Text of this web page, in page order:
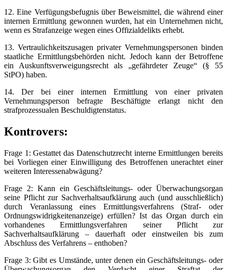
12. Eine Verfügungsbefugnis über Beweismittel, die während einer
internen Ermittlung gewonnen wurden, hat ein Unternehmen nicht,
wenn es Strafanzeige wegen eines Offizialdelikts erhebt.
13. Vertraulichkeitszusagen privater Vernehmungspersonen binden
staatliche Ermittlungsbehörden nicht. Jedoch kann der Betroffene
ein Auskunftsverweigungsrecht als „gefährdeter Zeuge“ (§ 55
StPO) haben.
14. Der bei einer internen Ermittlung von einer privaten
Vernehmungsperson befragte Beschäftigte erlangt nicht den
strafprozessualen Beschuldigtenstatus.
Kontrovers:
Frage 1: Gestattet das Datenschutzrecht interne Ermittlungen bereits
bei Vorliegen einer Einwilligung des Betroffenen unerachtet einer
weiteren Interessenabwägung?
Frage 2: Kann ein Geschäftsleitungs- oder Überwachungsorgan
seine Pflicht zur Sachverhaltsaufklärung auch (und ausschließlich)
durch Veranlassung eines Ermittlungsverfahrens (Straf- oder
Ordnungswidrigkeitenanzeige) erfüllen? Ist das Organ durch ein
vorhandenes Ermittlungsverfahren seiner Pflicht zur
Sachverhaltsaufklärung – dauerhaft oder einstweilen bis zum
Abschluss des Verfahrens – enthoben?
Frage 3: Gibt es Umstände, unter denen ein Geschäftsleitungs- oder